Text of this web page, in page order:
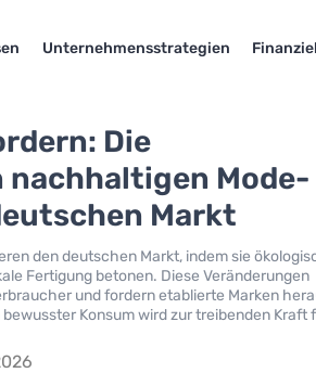
Unternehmensstrategien
Die
Mode-
Markt
den deutschen Markt, indem sie
Fertigung betonen. Diese Veränderungen
und fordern etablierte Marken
Konsum wird zur treibenden Kraft